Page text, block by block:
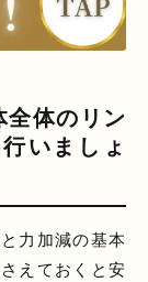
体のリン
いましょ
力加減の基本
えておくと安